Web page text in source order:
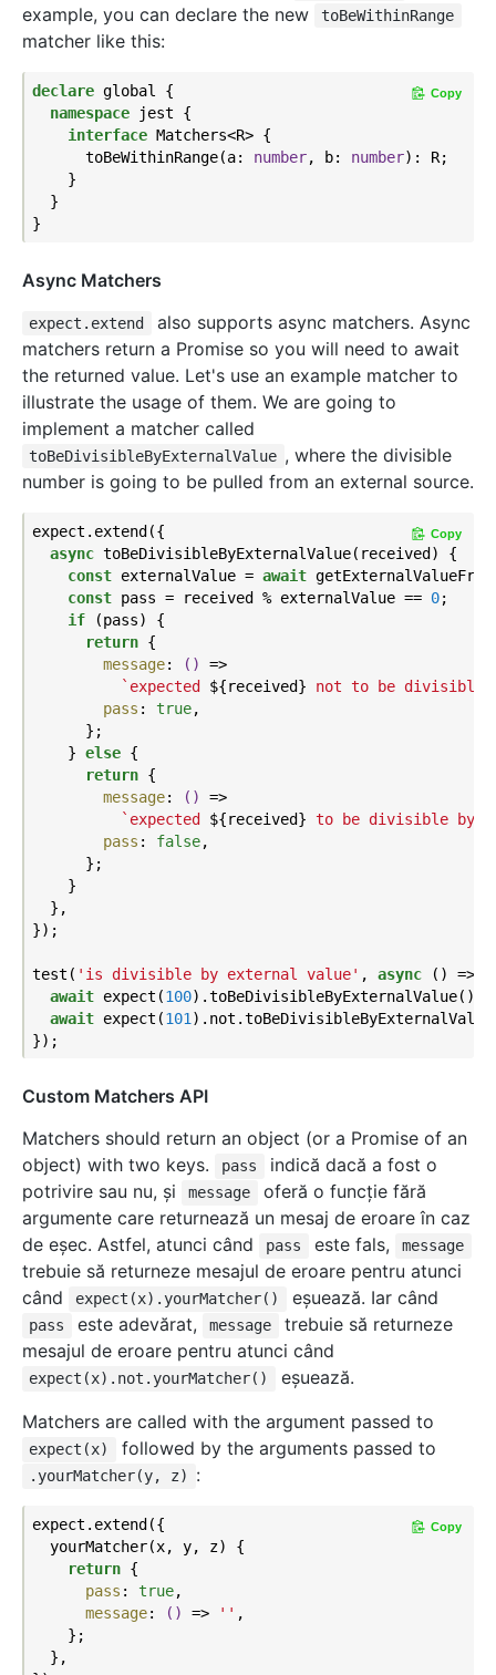
example, you can declare the new toBeWithinRange
matcher like this:
declare global {
namespace jest {
interface Matchers<R> {
      toBeWithinRange(a:
number, b: number): R;
    }
  }
Copy
Async Matchers
expect.extend
also supports async matchers. Async
matchers return a Promise so you will need to await
the returned value. Let's use an example matcher to
illustrate the usage of them. We are going to
implement a matcher called
toBeDivisibleByExternalValue , where the divisible
number is going to be pulled from an external source.
expect.extend({
async toBeDivisibleByExternalValue(received) {
const externalValue = await
const pass = received % externalValue == 0;
if (pass) {
return {
message: ()
=>
`expected ${received} not to be divisible
pass : true,
      };
    }
else {
return {
message: ()
=>
`expected ${received} to be divisible by
pass : false,
      };
    }
  },
});
test( 'is divisible by external value' , async () => {
await expect(100).toBeDivisibleByExternalValue();
await expect(101
Copy
Custom Matchers API
Matchers should return an object (or a Promise of an
object) with two keys.
pass
indică dacă a fost o
potrivire sau nu, şi
message
oferă o funcţie fără
argumente care returnează un mesaj de eroare în caz
de eşec. Astfel, atunci când
pass este fals, message
trebuie să returneze mesajul de eroare pentru atunci
când
expect(x).yourMatcher() eșuează. Iar când
pass este adevărat, message
trebuie să returneze
mesajul de eroare pentru atunci când
expect(x).not.yourMatcher()
eșuează.
Matchers are called with the argument passed to
expect(x) followed by the arguments passed to
.yourMatcher(y, z) :
expect.extend({
  yourMatcher(x, y, z) {
return {
pass : true,
message: () => '' ,
    };
  },
Copy